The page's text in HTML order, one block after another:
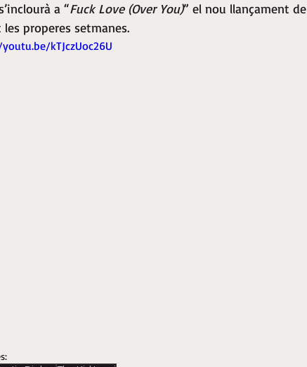
a “Fuck Love (Over You)” el nou llançament
properes setmanes.
kTJczUoc26U